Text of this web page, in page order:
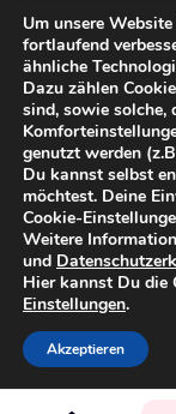
Kategorien
Inseln
Impressum
Um unsere
fortlaufend
ähnliche
Dazu zählen
sind, sowie solche,
genutzt werden
Du kannst selbst
möchtest. Deine
Cookie-
Weitere
und
Hier kannst Du die
Einstellungen.
Akzeptieren